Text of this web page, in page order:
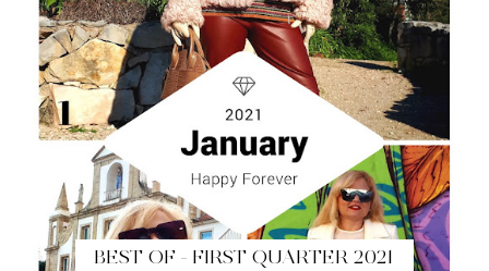
BEST OF - FIRST QUARTER 2021